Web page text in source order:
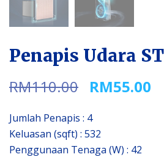
Penapis Udara
RM110.00 Original
was:
RM110.00.
RM55.00
Jumlah Penapis : 4
Keluasan (sqft) : 532
Penggunaan Tenaga (W) : 42